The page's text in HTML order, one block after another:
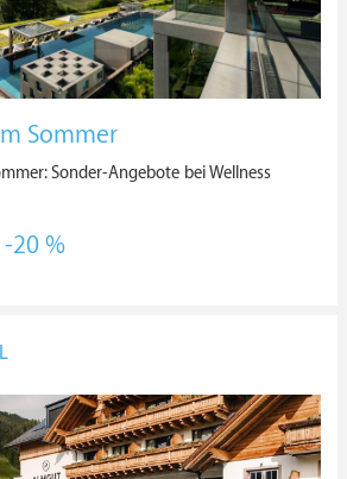
Sommer
Sonder-Angebote bei Wellness
-20 %